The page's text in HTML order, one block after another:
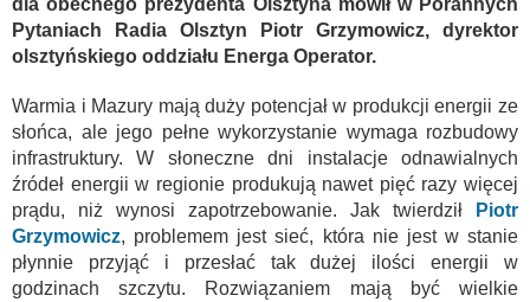
Pytaniach Radia Olsztyn Piotr Grzymowicz, dyrektor
olsztyńskiego oddziału Energa Operator.
Warmia i Mazury mają duży potencjał w produkcji energii ze
słońca, ale jego pełne wykorzystanie wymaga rozbudowy
infrastruktury. W słoneczne dni instalacje odnawialnych
źródeł energii w regionie produkują nawet pięć razy więcej
prądu, niż wynosi zapotrzebowanie. Jak twierdził
Piotr
Grzymowicz, problemem jest sieć, która nie jest w stanie
płynnie przyjąć i przesłać tak dużej ilości energii w
godzinach szczytu. Rozwiązaniem mają być wielkie